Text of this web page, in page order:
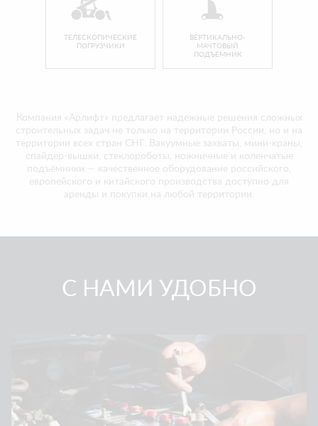
ТЕЛЕСКОПИЧЕСКИЕ
ПОГРУЗЧИКИ
ВЕРТИКАЛЬНО-
МАЧТОВЫЙ
ПОДЪЕМНИК
Компания «Арлифт» предлагает надежные решения сложных
строительных задач не только на территории России, но и на
территории всех стран СНГ. Вакуумные захваты, мини-краны,
спайдер-вышки, стеклороботы, ножничные и коленчатые
подъёмники — качественное оборудование российского,
европейского и китайского производства доступно для
аренды и покупки на любой территории.
С НАМИ УДОБНО